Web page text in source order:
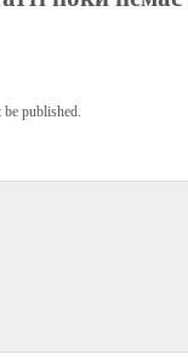
published.